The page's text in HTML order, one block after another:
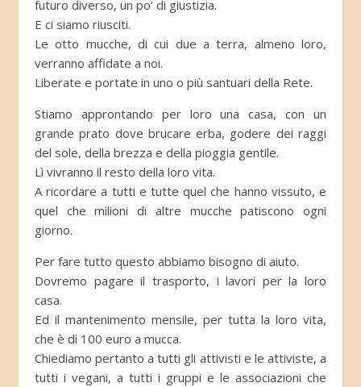
futuro diverso, un po’ di giustizia.
E ci siamo riusciti.
Le otto mucche, di cui due a terra, almeno loro,
verranno affidate a noi.
Liberate e portate in uno o più santuari della Rete.
Stiamo approntando per loro una casa, con un
grande prato dove brucare erba, godere dei raggi
del sole, della brezza e della pioggia gentile.
Lì vivranno il resto della loro vita.
A ricordare a tutti e tutte quel che hanno vissuto, e
quel che milioni di altre mucche patiscono ogni
giorno.
Per fare tutto questo abbiamo bisogno di aiuto.
Dovremo pagare il trasporto, i lavori per la loro
casa.
Ed il mantenimento mensile, per tutta la loro vita,
che è di 100 euro a mucca.
Chiediamo pertanto a tutti gli attivisti e le attiviste, a
tutti i vegani, a tutti i gruppi e le associazioni che